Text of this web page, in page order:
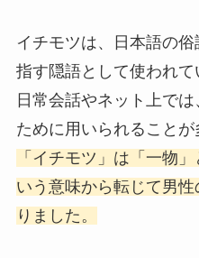
イチモツは、日本語の
指す隠語として使われて
日常会話やネット上で
ために用いられることが
「イチモツ」は「一物
いう意味から転じて男
りました。